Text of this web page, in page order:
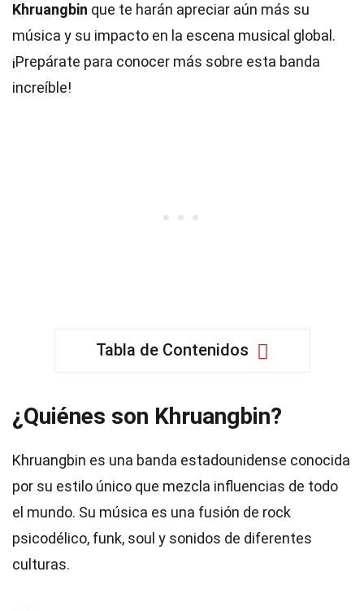
Khruangbin que te harán apreciar aún más su
música y su impacto en la escena musical global.
¡Prepárate para conocer más sobre esta banda
increíble!
Tabla de Contenidos
¿Quiénes son Khruangbin?
Khruangbin es una banda estadounidense conocida
por su estilo único que mezcla influencias de todo
el mundo. Su música es una fusión de rock
psicodélico, funk, soul y sonidos de diferentes
culturas.